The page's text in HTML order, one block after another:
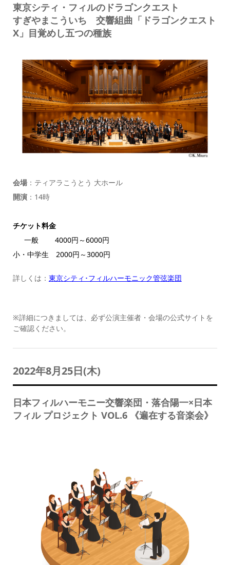
東京シティ・フィルのドラゴンクエスト
すぎやまこういち 交響組曲「ドラゴンクエスト
X」目覚めし五つの種族
会場：ティアラこうとう 大ホール
開演：14時
チケット料金
一般 4000円～6000円
小・中学生 2000円～3000円
詳しくは： 東京シティ･フィルハーモニック管弦楽団
※詳細につきましては、必ず公演主催者・会場の公式サイトを
ご確認ください。
2022年8月25日(木)
日本フィルハーモニー交響楽団・落合陽一×日本
フィル プロジェクト VOL.6 《遍在する音楽会》